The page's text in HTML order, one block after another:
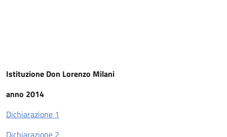
Istituzione Don Lorenzo Milani
anno 2014
Dichiarazione 1